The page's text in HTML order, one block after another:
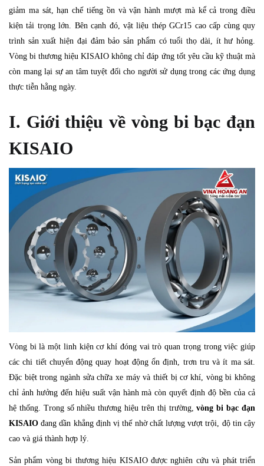
giảm ma sát, hạn chế tiếng ồn và vận hành mượt mà kể cả trong điều
kiện tải trọng lớn. Bên cạnh đó, vật liệu thép GCr15 cao cấp cùng quy
trình sản xuất hiện đại đảm bảo sản phẩm có tuổi thọ dài, ít hư hỏng.
Vòng bi thương hiệu KISAIO không chỉ đáp ứng tốt yêu cầu kỹ thuật mà
còn mang lại sự an tâm tuyệt đối cho người sử dụng trong các ứng dụng
thực tiễn hằng ngày.
I. Giới thiệu về vòng bi bạc đạn
KISAIO
Vòng bi là một linh kiện cơ khí đóng vai trò quan trọng trong việc giúp
các chi tiết chuyển động quay hoạt động ổn định, trơn tru và ít ma sát.
Đặc biệt trong ngành sửa chữa xe máy và thiết bị cơ khí, vòng bi không
chỉ ảnh hưởng đến hiệu suất vận hành mà còn quyết định độ bền của cả
hệ thống. Trong số nhiều thương hiệu trên thị trường,vòng bi bạc đạn
KISAIO đang dần khẳng định vị thế nhờ chất lượng vượt trội, độ tin cậy
cao và giá thành hợp lý.
Sản phẩm vòng bi thương hiệu KISAIO được nghiên cứu và phát triển